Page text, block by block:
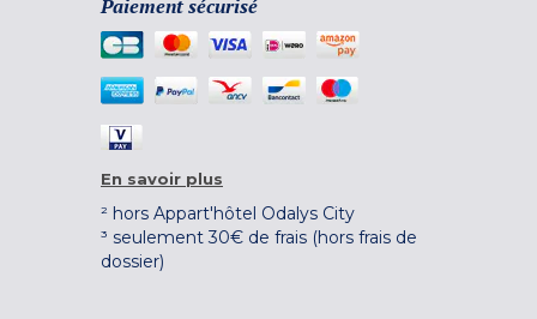
Paiement sécurisé
En savoir plus
² hors Appart'hôtel Odalys City
³ seulement 30€ de frais (hors frais de
dossier)